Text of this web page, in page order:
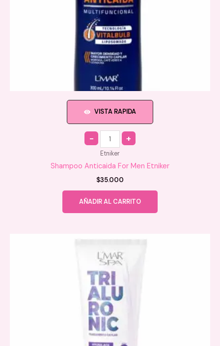
VISTA RAPIDA
Quantity
Etniker
Shampoo Anticaida For Men Etniker
$35.000
AÑADIR AL CARRITO